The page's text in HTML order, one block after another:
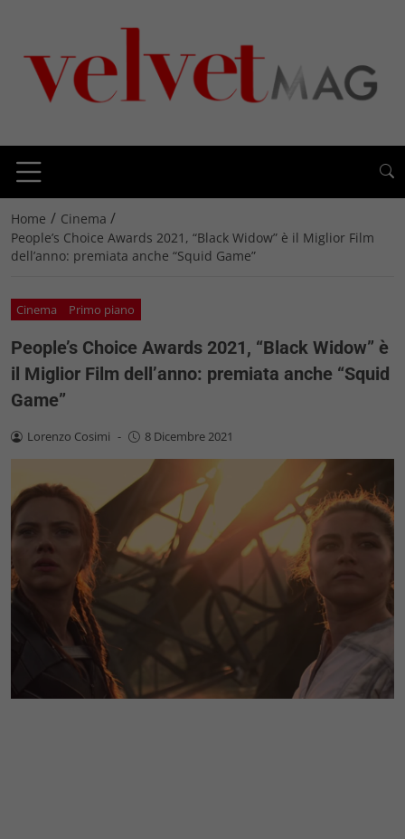
Home / Cinema /
People’s Choice Awards 2021, “Black Widow” è il Miglior Film
dell’anno: premiata anche “Squid Game”
Cinema Primo piano
People’s Choice Awards 2021, “Black Widow” è
il Miglior Film dell’anno: premiata anche “Squid
Game”
Lorenzo Cosimi - 8 Dicembre 2021